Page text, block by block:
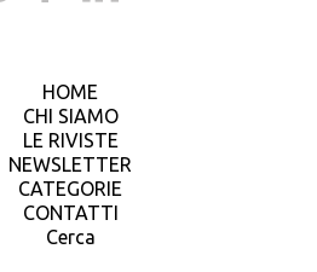
HOME
CHI SIAMO
LE RIVISTE
NEWSLETTER
CATEGORIE
CONTATTI
Cerca